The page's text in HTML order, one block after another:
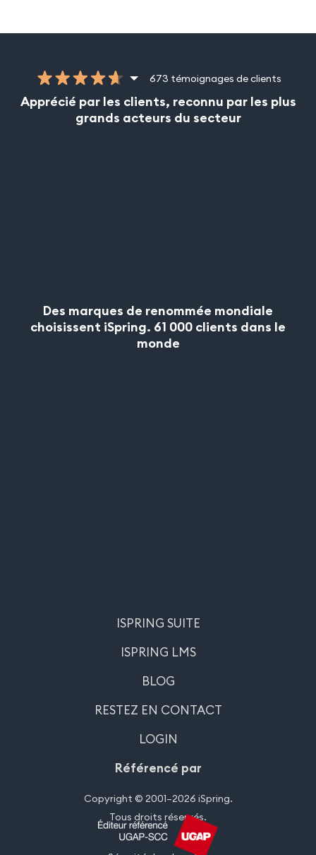
673 témoignages de clients
Apprécié par les clients, reconnu par les plus
grands acteurs du secteur
Des marques de renommée mondiale
choisissent iSpring. 61 000 clients dans le
monde
ISPRING SUITE
ISPRING LMS
BLOG
RESTEZ EN CONTACT
LOGIN
Référencé par
Copyright © 2001–2026 iSpring.
Tous droits réservés.